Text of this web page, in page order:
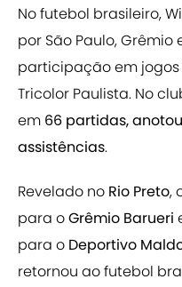
No futebol brasileiro,
por São Paulo, Grêmio
participação em
Tricolor Paulista. No
em 66 partidas,
assistências.
Revelado no Rio Preto,
para oGrêmio Barueri
para o Deportivo
retornou ao futebol